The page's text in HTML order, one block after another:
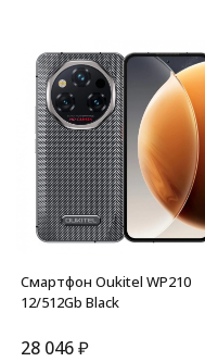
Смартфон Oukitel WP210
12/512Gb Black
28 046₽